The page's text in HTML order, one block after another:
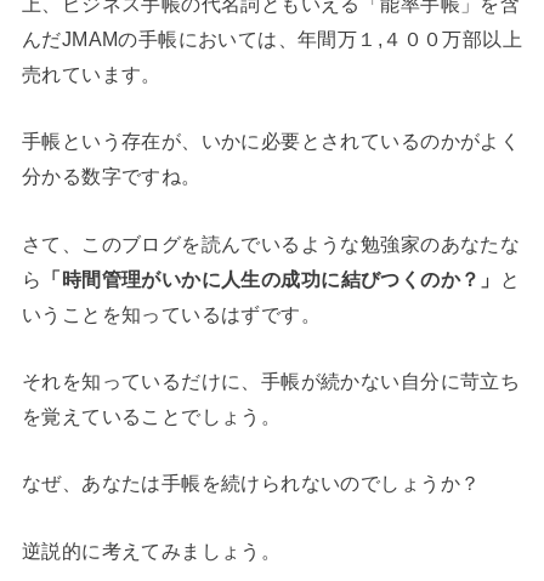
んだJMAMの手帳においては、年間万１,４００万部以上
売れています。
手帳という存在が、いかに必要とされているのかがよく
分かる数字ですね。
さて、このブログを読んでいるような勉強家のあなたな
ら
「時間管理がいかに人生の成功に結びつくのか？」
と
いうことを知っているはずです。
それを知っているだけに、手帳が続かない自分に苛立ち
を覚えていることでしょう。
なぜ、あなたは手帳を続けられないのでしょうか？
逆説的に考えてみましょう。